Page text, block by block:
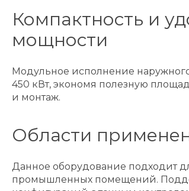
Компактность и
мощности
Модульное исполнение
450 кВт, экономя полезную
и монтаж.
Области
Данное оборудование подходит
промышленных помещений.